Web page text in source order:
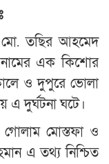
তছির আহমেদ
এক কিশোর
ও দুপুরে ভোলা
দুর্ঘটনা ঘটে।
মোস্তফা ও
এ তথ্য নিশ্চিত